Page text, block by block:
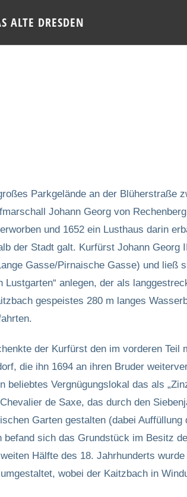
ALTE DRESDEN
Parkgelände an der Blüherstraße
Johann Georg von
und 1652 ein Lusthaus darin
der Stadt galt. Kurfürst Johann Georg
Gasse/Pirnaische Gasse) und ließ
Lustgarten“ anlegen, der als
gespeistes 280 m langes
der Kurfürst den im vorderen Teil
die ihn 1694 an ihren Bruder
beliebtes Vergnügungslokal das als
de Saxe, das durch den
Garten gestalten (dabei
befand sich das Grundstück im Besitz
Hälfte des 18. Jahrhunderts
wobei der Kaitzbach in